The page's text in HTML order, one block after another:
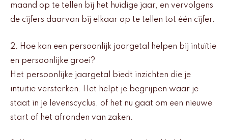
maand op te tellen bij het huidige jaar, en vervolgens
de cijfers daarvan bij elkaar op te tellen tot één cijfer.
2. Hoe kan een persoonlijk jaargetal helpen bij intuïtie
en persoonlijke groei?
Het persoonlijke jaargetal biedt inzichten die je
intuïtie versterken. Het helpt je begrijpen waar je
staat in je levenscyclus, of het nu gaat om een nieuwe
start of het afronden van zaken.